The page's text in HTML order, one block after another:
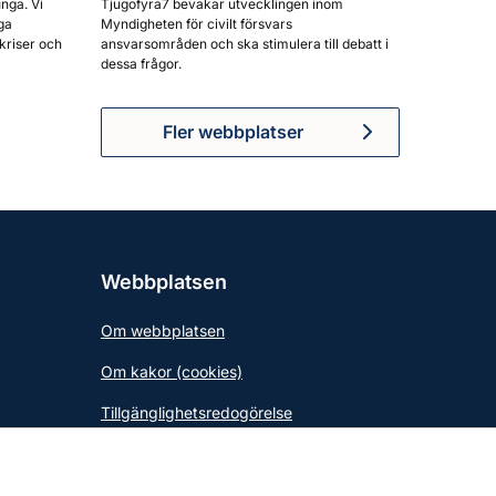
Vi
och
Tjugofyra7 bevakar utvecklingen inom
Myndigheten för civilt försvars
ansvarsområden och ska stimulera till debatt i
dessa frågor.
Fler webbplatser
Webbplatsen
Om webbplatsen
Om kakor (cookies)
Tillgänglighetsredogörelse